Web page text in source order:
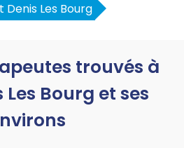
Denis Les Bourg
trouvés à
Les Bourg et ses